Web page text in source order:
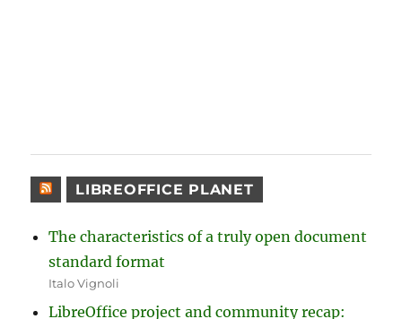
LIBREOFFICE PLANET
The characteristics of a truly open document
standard format
Italo Vignoli
LibreOffice project and community recap: